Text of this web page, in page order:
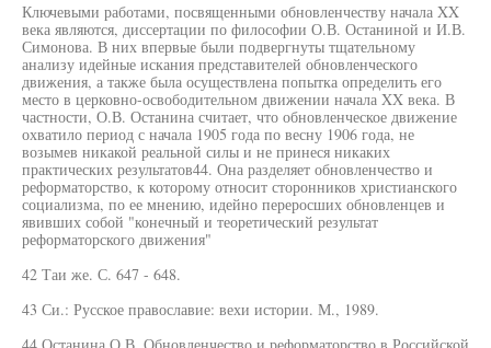
Ключевыми работами, посвященными обновленчеству начала XX
века являются, диссертации по философии О.В. Останиной и И.В.
Симонова. В них впервые были подвергнуты тщательному
анализу идейные искания представителей обновленческого
движения, а также была осуществлена попытка определить его
место в церковно-освободительном движении начала XX века. В
частности, О.В. Останина считает, что обновленческое движение
охватило период с начала 1905 года по весну 1906 года, не
возымев никакой реальной силы и не принеся никаких
практических результатов44. Она разделяет обновленчество и
реформаторство, к которому относит сторонников христианского
социализма, по ее мнению, идейно переросших обновленцев и
явивших собой "конечный и теоретический результат
реформаторского движения"
42 Таи же. С. 647 - 648.
43 Си.: Русское православие: вехи истории. М., 1989.